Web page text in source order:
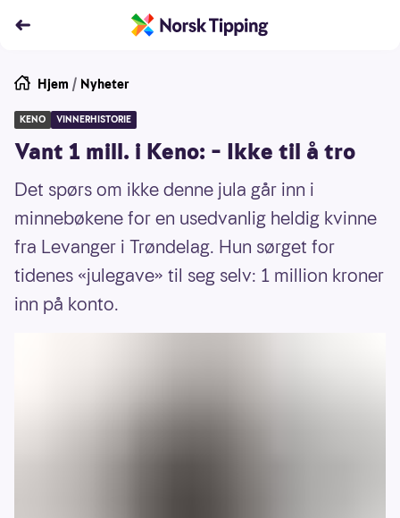
Hjem / Nyheter
KENO VINNERHISTORIE
Vant 1 mill. i Keno: – Ikke til å tro
Det spørs om ikke denne jula går inn i
minnebøkene for en usedvanlig heldig kvinne
fra Levanger i Trøndelag. Hun sørget for
tidenes «julegave» til seg selv: 1 million kroner
inn på konto.